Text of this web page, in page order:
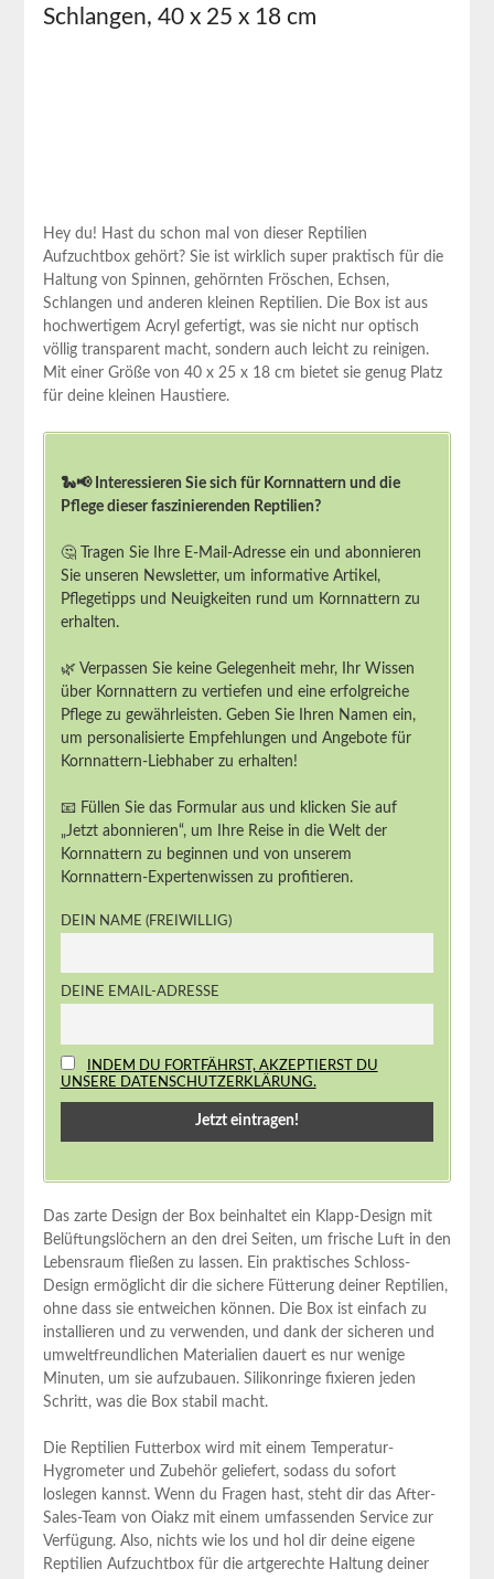
Schlangen, 40 x 25 x 18 cm
Hey du! Hast du schon mal von dieser Reptilien
Aufzuchtbox gehört? ⁢Sie ist wirklich super praktisch für die
Haltung von Spinnen, gehörnten Fröschen, Echsen,
Schlangen und anderen‌ kleinen Reptilien.⁣ Die Box ist aus
‍hochwertigem ⁤Acryl gefertigt, was sie nicht nur optisch
völlig transparent macht, sondern auch leicht zu​ reinigen.
Mit einer ⁣Größe von 40 x 25 x ⁣18 ⁢cm bietet sie genug ⁢Platz​
für‍ deine‍ kleinen Haustiere.
🐍📢 Interessieren Sie sich für Kornnattern und die
Pflege dieser faszinierenden Reptilien?
🤔 Tragen Sie Ihre E-Mail-Adresse ein und abonnieren
Sie unseren Newsletter, um informative Artikel,
Pflegetipps und Neuigkeiten rund um Kornnattern zu
erhalten.
🌿 Verpassen Sie keine Gelegenheit mehr, Ihr Wissen
über Kornnattern zu vertiefen und eine erfolgreiche
Pflege zu gewährleisten. Geben Sie Ihren Namen ein,
um personalisierte Empfehlungen und Angebote für
Kornnattern-Liebhaber zu erhalten!
📧 Füllen Sie das Formular aus und klicken Sie auf
„Jetzt abonnieren“, um Ihre Reise in die Welt der
Kornnattern zu beginnen und von unserem
Kornnattern-Expertenwissen zu profitieren.
DEIN NAME (FREIWILLIG)
DEINE EMAIL-ADRESSE
INDEM DU FORTFÄHRST, AKZEPTIERST DU
UNSERE DATENSCHUTZERKLÄRUNG.
Das zarte Design der Box‍ beinhaltet⁢ ein Klapp-Design mit
Belüftungslöchern an den drei Seiten, um frische Luft in den
Lebensraum fließen zu lassen. Ein praktisches‌ Schloss-
Design‍ ermöglicht⁢ dir ⁤die sichere Fütterung​ deiner⁤ Reptilien,
ohne dass ‍sie​ entweichen können. Die Box ist einfach zu
installieren und zu verwenden,‍ und dank der ‌sicheren ⁢und
umweltfreundlichen Materialien dauert es nur wenige
Minuten, um sie aufzubauen. Silikonringe fixieren jeden
Schritt, was ​die Box stabil macht.
Die Reptilien Futterbox⁤ wird mit einem Temperatur-
Hygrometer und‍ Zubehör geliefert,‍ sodass du sofort
loslegen kannst. Wenn du⁢ Fragen⁢ hast, steht dir das After-
Sales-Team von Oiakz mit einem umfassenden Service zur
Verfügung. Also, nichts wie los und hol dir deine ⁣eigene ​
Reptilien Aufzuchtbox⁤ für die artgerechte‌ Haltung deiner